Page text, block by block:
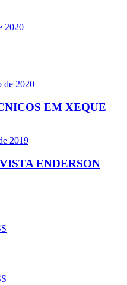
2020
de 2020
EM XEQUE
2019
ENDERSON